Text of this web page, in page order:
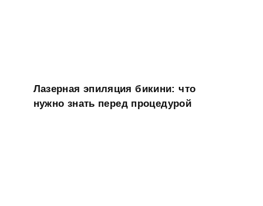
Лазерная эпиляция бикини: что
нужно знать перед процедурой